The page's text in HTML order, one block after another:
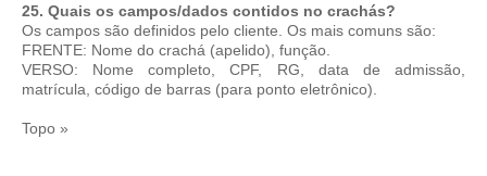
25. Quais os campos/dados contidos no crachás?
Os campos são definidos pelo cliente. Os mais comuns são:
FRENTE: Nome do crachá (apelido), função.
VERSO: Nome completo, CPF, RG, data de admissão,
matrícula, código de barras (para ponto eletrônico).
Topo »